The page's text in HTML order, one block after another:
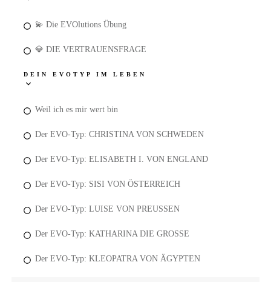
💫 Die EVOlutions Übung
💎 DIE VERTRAUENSFRAGE
DEIN EVOTYP IM LEBEN
Weil ich es mir wert bin
Der EVO-Typ: CHRISTINA VON SCHWEDEN
Der EVO-Typ: ELISABETH I. VON ENGLAND
Der EVO-Typ: SISI VON ÖSTERREICH
Der EVO-Typ: LUISE VON PREUSSEN
Der EVO-Typ: KATHARINA DIE GROSSE
Der EVO-Typ: KLEOPATRA VON ÄGYPTEN